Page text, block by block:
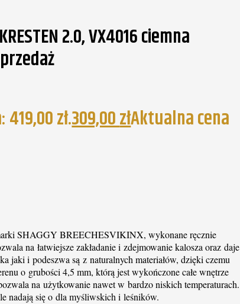
2.0, VX4016 ciemna
zł.309,00złAktualna cena
SHAGGY BREECHESVIKINX, wykonane ręcznie
na łatwiejsze zakładanie i zdejmowanie kalosza oraz daje
jaki i podeszwa są z naturalnych materiałów, dzięki czemu
o grubości 4,5 mm, którą jest wykończone całe wnętrze
na użytkowanie nawet w bardzo niskich temperaturach.
nadają się o dla myśliwskich i leśników.